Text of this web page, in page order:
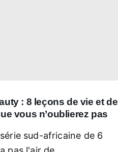
: 8 leçons de vie et de
vous n’oublierez pas
sud-africaine de 6